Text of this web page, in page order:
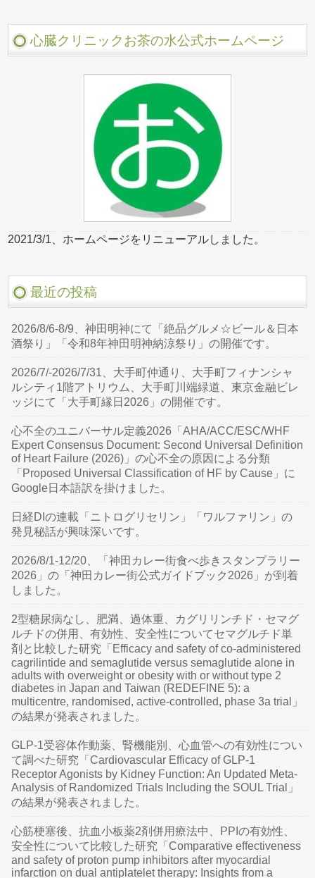
心臓クリニックお茶の水公式ホームページ
2021/3/1、ホームページをリニューアルしました。
最近の投稿
2026/8/6-8/9、神田明神にて「絶品グルメ☆ビール＆日本
酒祭り」「令和8年神田明神納涼祭り」の開催です。
2026/7/-2026/7/31、大手町仲通り、大手町フィナンシャ
ルシティ1階アトリウム、大手町川端緑道、東京金融ビレ
ッジにて「大手町縁日2026」の開催です。
心不全のユニバーサル定義2026「AHA/ACC/ESC/WHF
Expert Consensus Document: Second Universal Definition
of Heart Failure (2026)」の心不全の原因による分類
「Proposed Universal Classification of HF by Cause」に
Google日本語訳を掛けました。
日経DIの連載「ニトログリセリン」「ワルファリン」の
発見秘話が興味深いです。
2026/8/1-12/20、「神田カレー街食べ歩きスタンプラリー
2026」の「神田カレー街公式ガイドブック2026」が到着
しました。
2型糖尿病なし、肥満、過体重、カグリリンチド・セマグ
ルチドの併用、有効性、安全性についてセマグルチド単
剤と比較した研究「Efficacy and safety of co-administered
cagrilintide and semaglutide versus semaglutide alone in
adults with overweight or obesity with or without type 2
diabetes in Japan and Taiwan (REDEFINE 5): a
multicentre, randomised, active-controlled, phase 3a trial」
の結果が発表されました。
GLP-1受容体作動薬、腎機能別、心血管への有効性につい
て調べた研究「Cardiovascular Efficacy of GLP-1
Receptor Agonists by Kidney Function: An Updated Meta-
Analysis of Randomized Trials Including the SOUL Trial」
の結果が発表されました。
心筋梗塞後、抗血小板薬2剤併用療法中、PPIの有効性、
安全性について比較した研究「Comparative effectiveness
and safety of proton pump inhibitors after myocardial
infarction on dual antiplatelet therapy: Insights from a